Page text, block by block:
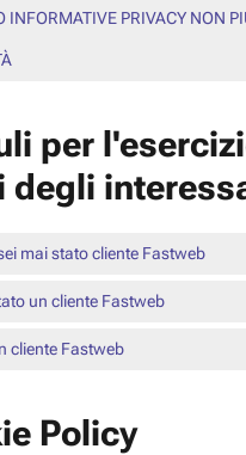
INFORMATIVE PRIVACY NON
per
degli
mai stato cliente Fastweb
un cliente Fastweb
cliente Fastweb
Policy